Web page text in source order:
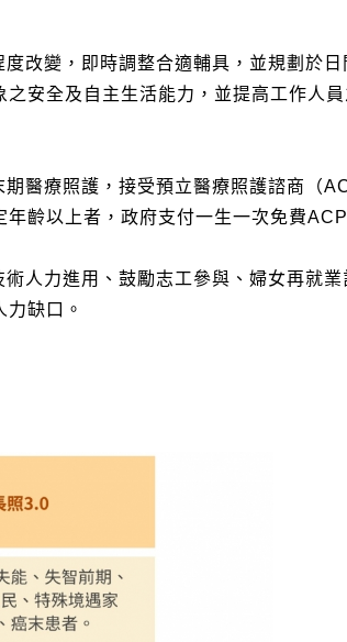
改變，即時調整合適輔具，並規劃於
安全及自主生活能力，並提高工作人
醫療照護，接受預立醫療照護諮商（
齡以上者，政府支付一生一次免費ACP
人力進用、鼓勵志工參與、婦女再就
缺口。